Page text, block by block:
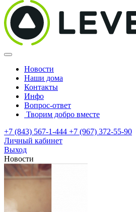
Новости
Наши дома
Контакты
Инфо
Вопрос-ответ
Творим добро вместе
+7 (843) 567-1-444 +7 (967) 372-55-90
Личный кабинет
Выход
Новости